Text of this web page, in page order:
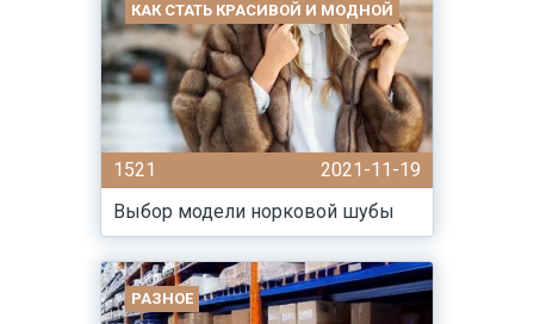
КАК СТАТЬ КРАСИВОЙ И МОДНОЙ
1521
2021-11-19
Выбор модели норковой шубы
РАЗНОЕ